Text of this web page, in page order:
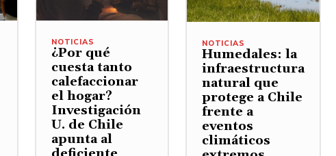
NOTICIAS
¿Por qué
cuesta tanto
calefaccionar
el hogar?
Investigación
U. de Chile
apunta al
NOTICIAS
Humedales: la
infraestructura
natural que
protege a Chile
frente a
eventos
climáticos